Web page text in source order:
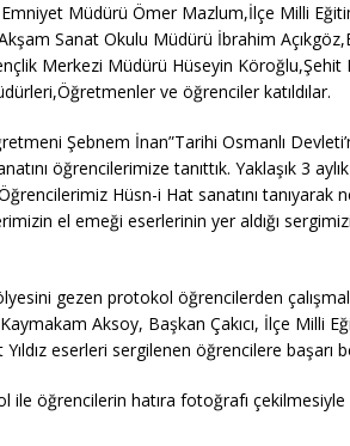
Emniyet Müdürü Ömer Mazlum,İlçe Milli
Sanat Okulu Müdürü İbrahim
Merkezi Müdürü Hüseyin
ve öğrenciler katıldılar.
Şebnem İnan”Tarihi Osmanlı
öğrencilerimize tanıttık. Yaklaşık 3
Hüsn-i Hat sanatını
el emeği eserlerinin yer aldığı
gezen protokol öğrencilerden
Aksoy, Başkan Çakıcı, İlçe Milli
Yıldız eserleri sergilenen öğrencilere başarı
ile öğrencilerin hatıra fotoğrafı